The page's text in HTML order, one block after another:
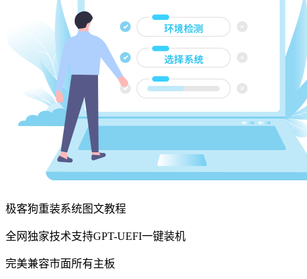
极客狗重装系统图文教程
全网独家技术支持GPT-UEFI一键装机
完美兼容市面所有主板